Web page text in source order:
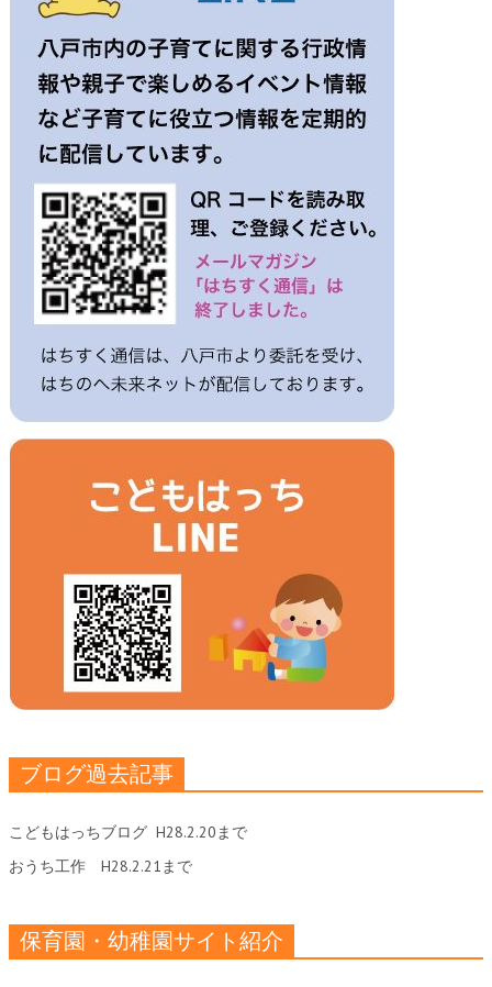
ブログ過去記事
こどもはっちブログ H28.2.20まで
おうち工作 H28.2.21まで
保育園・幼稚園サイト紹介